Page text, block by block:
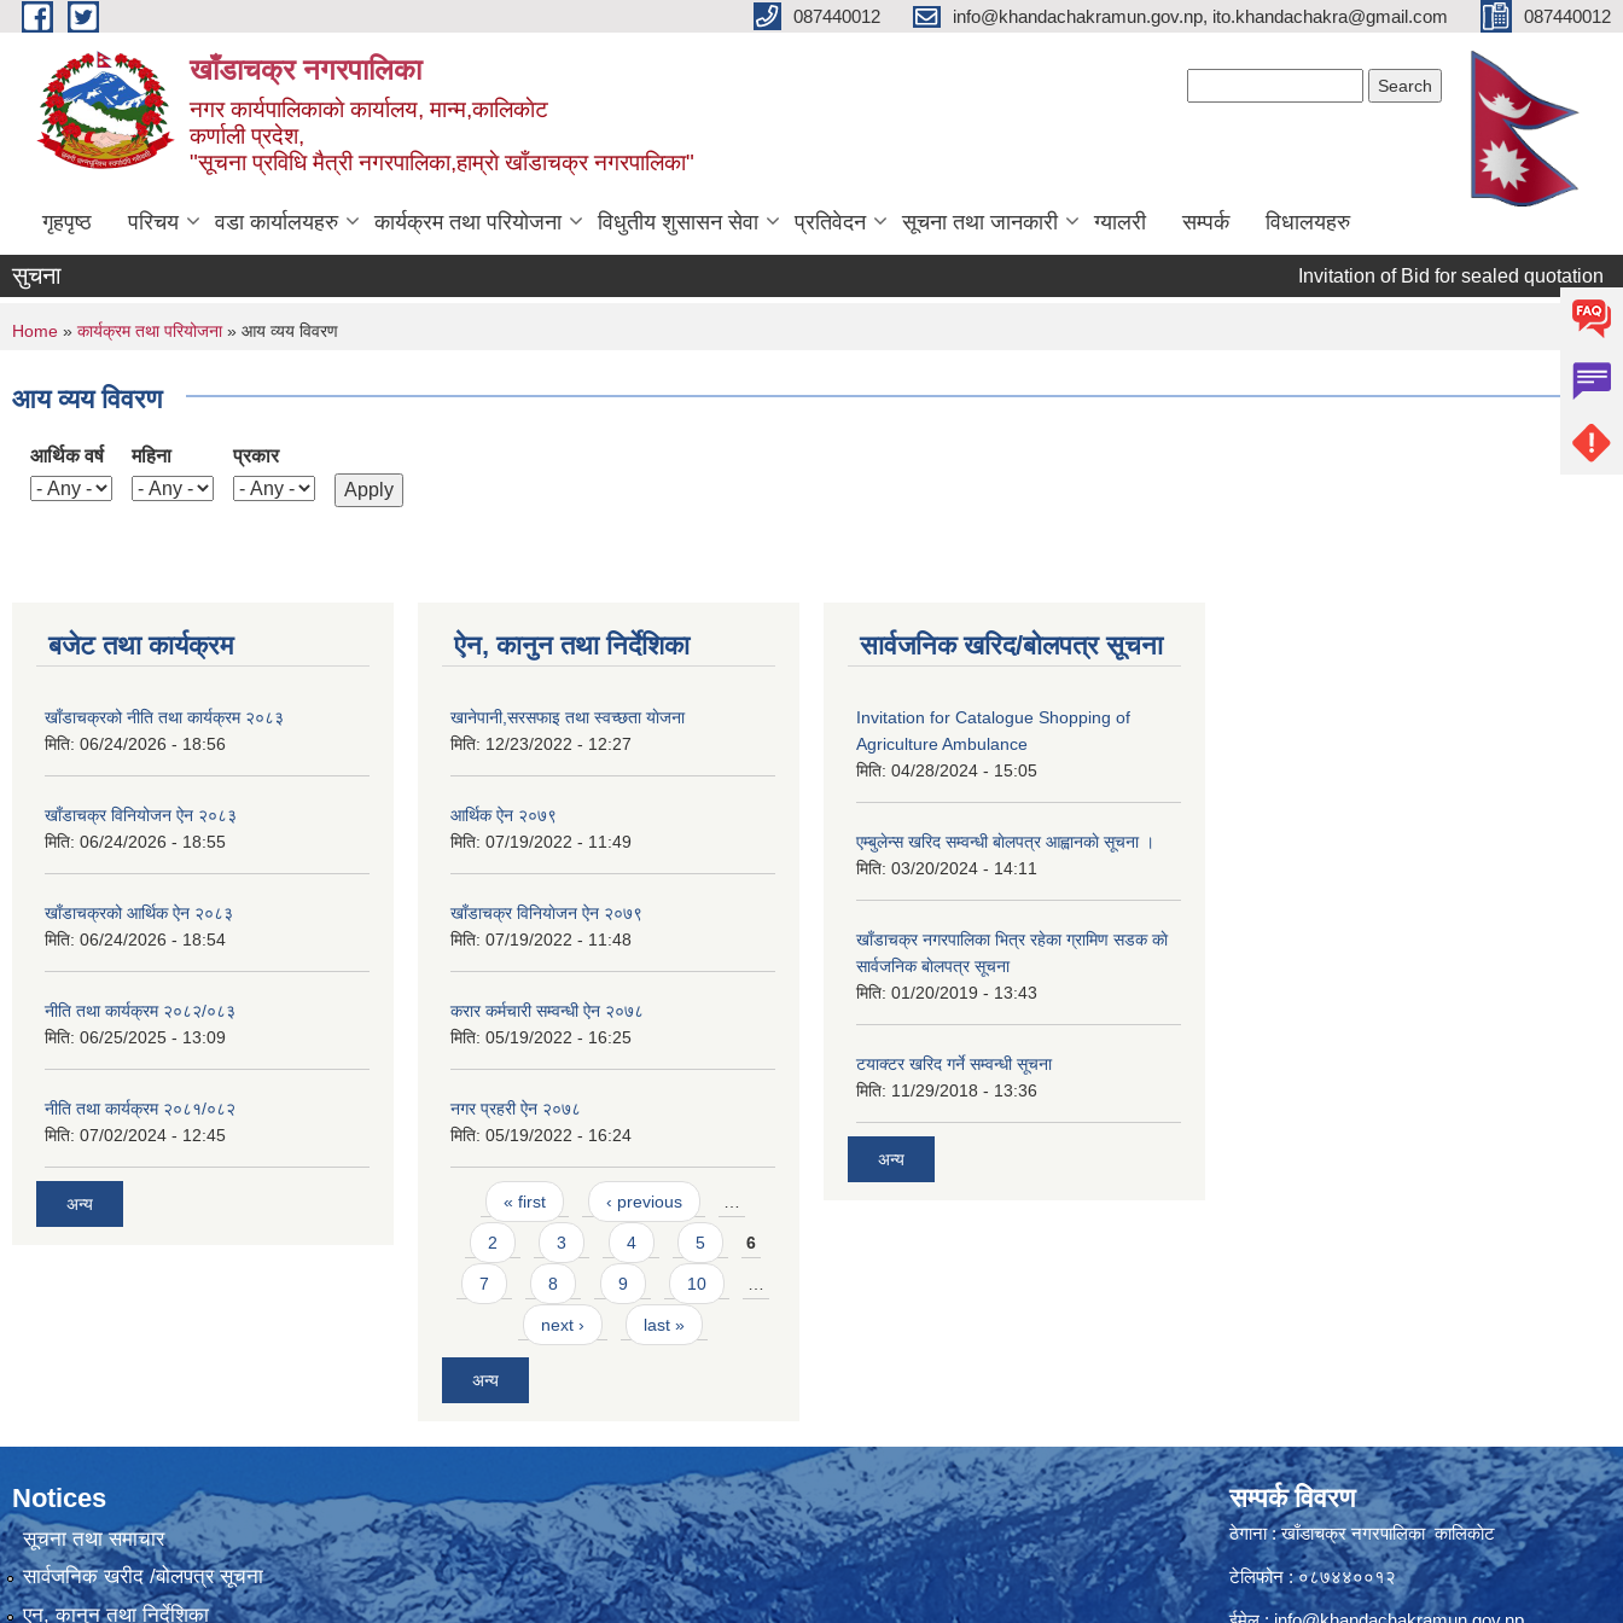
Skip to main content 087440012 info@khandachakramun.gov.np, ito.khandachakra@gmail.com 087440012
खाँडाचक्र नगरपालिका
नगर कार्यपालिकाकाे कार्यालय, मान्म,कालिकाेट
क‍र्णाली प्रदेश,
"सूचना प्रविधि मैत्री नगरपालिका,हाम्राे खाँडाचक्र नगरपालिका"
गृहपृष्ठ परिचय वडा कार्यालयहरु कार्यक्रम तथा परियोजना विधुतीय शुसासन सेवा प्रतिवेदन सूचना तथा जानकारी ग्यालरी सम्पर्क विधालयहरु
सुचना Invitation of Bid for sealed quotation
You are here
Home » कार्यक्रम तथा परियोजना» आय व्यय विवरण
आय व्यय विवरण
आर्थिक वर्ष महिना प्रकार
बजेट तथा कार्यक्रम
खाँडाचक्रको नीति तथा कार्यक्रम २०८३
मिति: 06/24/2026 - 18:56
खाँडाचक्र विनियोजन ऐन २०८३
मिति: 06/24/2026 - 18:55
खाँडाचक्रको आर्थिक ऐन २०८३
मिति: 06/24/2026 - 18:54
नीति तथा कार्यक्रम २०८२/०८३
मिति: 06/25/2025 - 13:09
नीति तथा कार्यक्रम २०८१/०८२
मिति: 07/02/2024 - 12:45
अन्य
ऐन, कानुन तथा निर्देशिका
खानेपानी,सरसफाइ तथा स्वच्छता याेजना
मिति: 12/23/2022 - 12:27
आर्थिक ऐन २०७९
मिति: 07/19/2022 - 11:49
खाँडाचक्र विनियाेजन ऐन २०७९
मिति: 07/19/2022 - 11:48
करार कर्मचारी सम्वन्धी ऐन २०७८
मिति: 05/19/2022 - 16:25
नगर प्रहरी ऐन २०७८
मिति: 05/19/2022 - 16:24
Pages
« first ‹ previous
2 3 4 5 6
7 8 9 10
next › last »
अन्य
सार्वजनिक खरिद/बोलपत्र सूचना
Invitation for Catalogue Shopping of
Agriculture Ambulance
मिति: 04/28/2024 - 15:05
एम्बुलेन्स खरिद सम्वन्धी बाेलपत्र आह्वानकाे सूचना ।
मिति: 03/20/2024 - 14:11
खाँडाचक्र नगरपालिका भित्र रहेका ग्रामिण सडक काे
सार्वजनिक बाेलपत्र सूचना
मिति: 01/20/2019 - 13:43
टयाक्टर खरिद गर्ने सम्वन्धी सूचना
मिति: 11/29/2018 - 13:36
अन्य
Notices
सूचना तथा समाचार
सार्वजनिक खरीद /बोलपत्र सूचना
एन, कानुन तथा निर्देशिका
सम्पर्क विवरण
ठेगाना : खाँडाचक्र नगरपालिका कालिकाेट
टेलिफोन : ०८७४४००१२